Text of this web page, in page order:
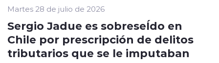
Martes 28 de julio de 2026
Sergio Jadue es sobreseÍdo en
Chile por prescripción de delitos
tributarios que se le imputaban